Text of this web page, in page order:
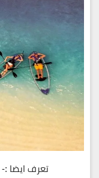
تعرف ايضا :-